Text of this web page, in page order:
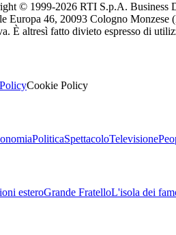
© 1999-2026 RTI S.p.A. Business
Europa 46, 20093 Cologno Monzese
È altresì fatto divieto espresso di
Cookie Policy
PoliticaSpettacoloTelevisione
esteroGrande FratelloL'isola dei